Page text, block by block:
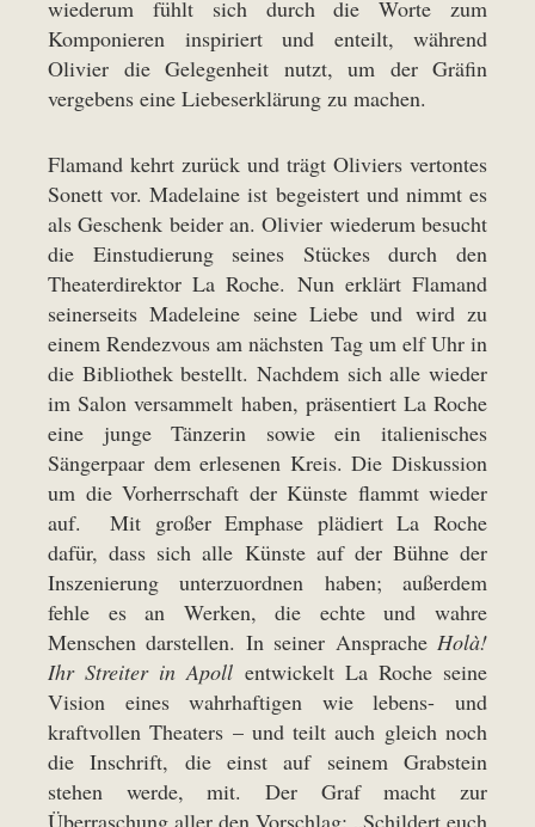
wiederum fühlt sich durch die Worte zum
Komponieren inspiriert und enteilt, während
Olivier die Gelegenheit nutzt, um der Gräfin
vergebens eine Liebeserklärung zu machen.
Flamand kehrt zurück und trägt Oliviers vertontes
Sonett vor. Madelaine ist begeistert und nimmt es
als Geschenk beider an. Olivier wiederum besucht
die Einstudierung seines Stückes durch den
Theaterdirektor La Roche. Nun erklärt Flamand
seinerseits Madeleine seine Liebe und wird zu
einem Rendezvous am nächsten Tag um elf Uhr in
die Bibliothek bestellt. Nachdem sich alle wieder
im Salon versammelt haben, präsentiert La Roche
eine junge Tänzerin sowie ein italienisches
Sängerpaar dem erlesenen Kreis. Die Diskussion
um die Vorherrschaft der Künste flammt wieder
auf. Mit großer Emphase plädiert La Roche
dafür, dass sich alle Künste auf der Bühne der
Inszenierung unterzuordnen haben; außerdem
fehle es an Werken, die echte und wahre
Menschen darstellen. In seiner Ansprache Holà!
Ihr Streiter in Apoll entwickelt La Roche seine
Vision eines wahrhaftigen wie lebens- und
kraftvollen Theaters – und teilt auch gleich noch
die Inschrift, die einst auf seinem Grabstein
stehen werde, mit. Der Graf macht zur
Überraschung aller den Vorschlag: „Schildert euch